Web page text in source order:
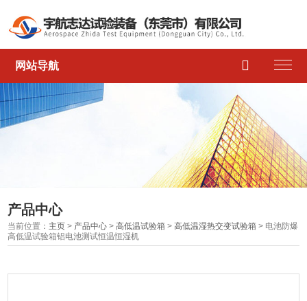
网站导航 
产品中心
当前位置： 主页 > 产品中心 >高低温试验箱 >高低温湿热交变试验箱 > 电池防爆
高低温试验箱铝电池测试恒温恒湿机